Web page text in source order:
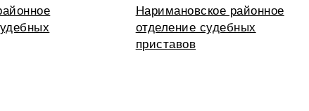
Наримановское районное
отделение судебных
приставов